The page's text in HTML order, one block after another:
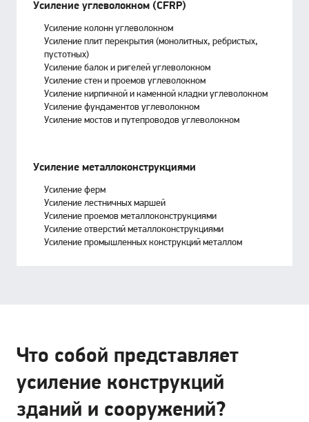
Усиление углеволокном (CFRP)
Усиление колонн углеволокном
Усиление плит перекрытия (монолитных, ребристых,
пустотных)
Усиление балок и ригелей углеволокном
Усиление стен и проемов углеволокном
Усиление кирпичной и каменной кладки углеволокном
Усиление фундаментов углеволокном
Усиление мостов и путепроводов углеволокном
Усиление металлоконструкциями
Усиление ферм
Усиление лестничных маршей
Усиление проемов металлоконструкциями
Усиление отверстий металлоконструкциями
Усиление промышленных конструкций металлом
Что собой представляет
усиление конструкций
зданий и сооружений?